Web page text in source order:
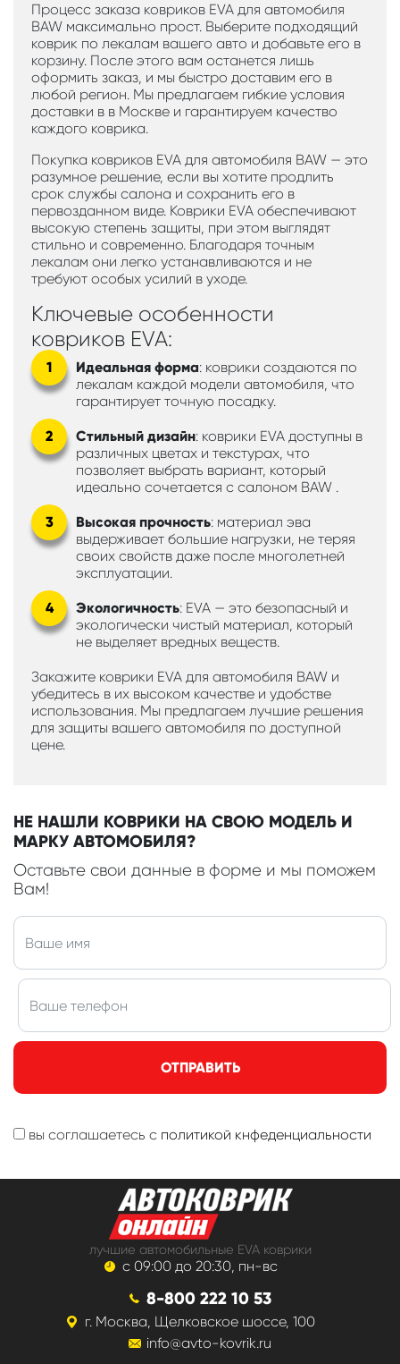
Процесс заказа ковриков EVA для автомобиля
BAW максимально прост. Выберите подходящий
коврик по лекалам вашего авто и добавьте его в
корзину. После этого вам останется лишь
оформить заказ, и мы быстро доставим его в
любой регион. Мы предлагаем гибкие условия
доставки в в Москве и гарантируем качество
каждого коврика.
Покупка ковриков EVA для автомобиля BAW — это
разумное решение, если вы хотите продлить
срок службы салона и сохранить его в
первозданном виде. Коврики EVA обеспечивают
высокую степень защиты, при этом выглядят
стильно и современно. Благодаря точным
лекалам они легко устанавливаются и не
требуют особых усилий в уходе.
Ключевые особенности
ковриков EVA:
Идеальная форма: коврики создаются по
лекалам каждой модели автомобиля, что
гарантирует точную посадку.
Стильный дизайн: коврики EVA доступны в
различных цветах и текстурах, что
позволяет выбрать вариант, который
идеально сочетается с салоном BAW .
Высокая прочность: материал эва
выдерживает большие нагрузки, не теряя
своих свойств даже после многолетней
эксплуатации.
Экологичность: EVA — это безопасный и
экологически чистый материал, который
не выделяет вредных веществ.
Закажите коврики EVA для автомобиля BAW и
убедитесь в их высоком качестве и удобстве
использования. Мы предлагаем лучшие решения
для защиты вашего автомобиля по доступной
цене.
НЕ НАШЛИ КОВРИКИ НА СВОЮ МОДЕЛЬ И
МАРКУ АВТОМОБИЛЯ?
Оставьте свои данные в форме и мы поможем
Вам!
ОТПРАВИТЬ
вы соглашаетесь с политикой кнфеденциальности
лучшие автомобильные EVA коврики
с 09:00 до 20:30, пн-вс
8-800 222 10 53
г. Москва, Щелковское шоссе, 100
info@avto-kovrik.ru